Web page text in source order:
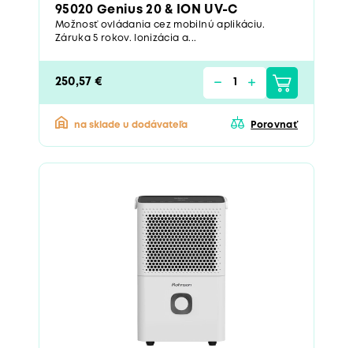
95020 Genius 20 & ION UV-C
Možnosť ovládania cez mobilnú aplikáciu.
Záruka 5 rokov. Ionizácia a...
250,57 €
na sklade u dodávateľa Porovnať